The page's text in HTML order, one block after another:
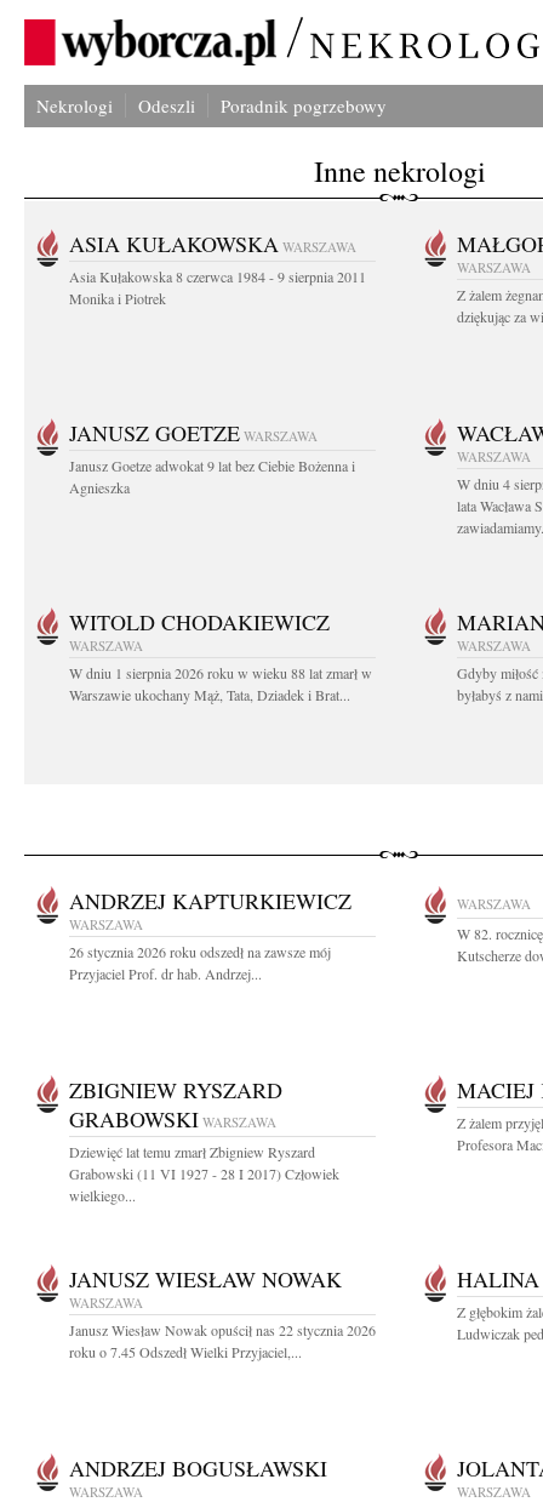
Nekrologi Odeszli Poradnik pogrzebowy
Inne nekrologi
ASIA KUŁAKOWSKA WARSZAWA
Asia Kułakowska 8 czerwca 1984 - 9 sierpnia 2011
Monika i Piotrek
WARSZAWA
Z żalem
dziękując za
JANUSZ GOETZE WARSZAWA
Janusz Goetze adwokat 9 lat bez Ciebie Bożenna i
Agnieszka
WARSZAWA
W dniu 4
lata Wacława
WITOLD CHODAKIEWICZ
WARSZAWA
W dniu 1 sierpnia 2026 roku w wieku 88 lat zmarł w
Warszawie ukochany Mąż, Tata, Dziadek i Brat...
WARSZAWA
Gdyby miłość
byłabyś z
ANDRZEJ KAPTURKIEWICZ
WARSZAWA
26 stycznia 2026 roku odszedł na zawsze mój
Przyjaciel Prof. dr hab. Andrzej...
WARSZAWA
W 82.
Kutscherze
ZBIGNIEW RYSZARD
GRABOWSKI WARSZAWA
Dziewięć lat temu zmarł Zbigniew Ryszard
Grabowski (11 VI 1927 - 28 I 2017) Człowiek
wielkiego...
Z żalem
Profesora
JANUSZ WIESŁAW NOWAK
WARSZAWA
Janusz Wiesław Nowak opuścił nas 22 stycznia 2026
roku o 7.45 Odszedł Wielki Przyjaciel,...
Z głębokim
Ludwiczak
ANDRZEJ BOGUSŁAWSKI
WARSZAWA WARSZAWA